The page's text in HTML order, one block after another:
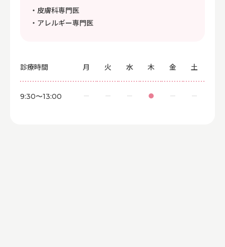
・皮膚科専門医
・アレルギー専門医
診療時間 月 火 水 木 金 土
9:30〜13:00